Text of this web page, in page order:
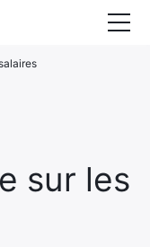
sur les